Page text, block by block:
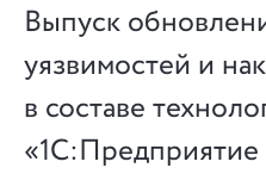
Выпуск
уязвимостей и
в составе
«1С:Предприятие